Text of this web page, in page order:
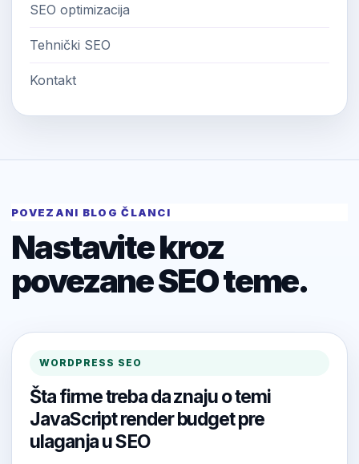
SEO optimizacija
Tehnički SEO
Kontakt
POVEZANI BLOG ČLANCI
Nastavite kroz
povezane SEO teme.
WORDPRESS SEO
Šta firme treba da znaju o temi
JavaScript render budget pre
ulaganja u SEO